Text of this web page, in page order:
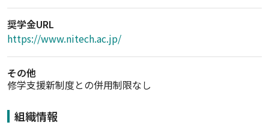
奨学金URL
https://www.nitech.ac.jp/
その他
修学支援新制度との併用制限なし
組織情報